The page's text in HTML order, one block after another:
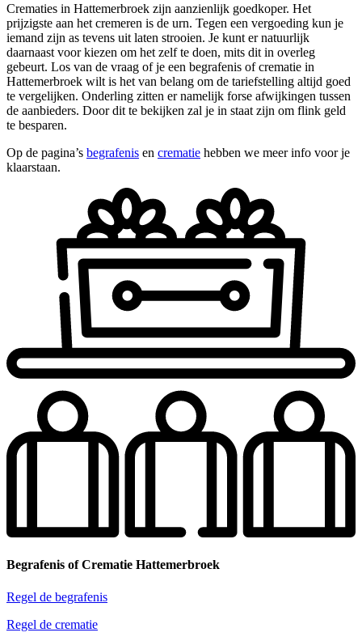
Crematies in Hattemerbroek zijn aanzienlijk goedkoper. Het
prijzigste aan het cremeren is de urn. Tegen een vergoeding kun je
iemand zijn as tevens uit laten strooien. Je kunt er natuurlijk
daarnaast voor kiezen om het zelf te doen, mits dit in overleg
gebeurt. Los van de vraag of je een begrafenis of crematie in
Hattemerbroek wilt is het van belang om de tariefstelling altijd goed
te vergelijken. Onderling zitten er namelijk forse afwijkingen tussen
de aanbieders. Door dit te bekijken zal je in staat zijn om flink geld
te besparen.
Op de pagina’s begrafenis en crematie hebben we meer info voor je
klaarstaan.
Begrafenis of Crematie Hattemerbroek
Regel de begrafenis
Regel de crematie